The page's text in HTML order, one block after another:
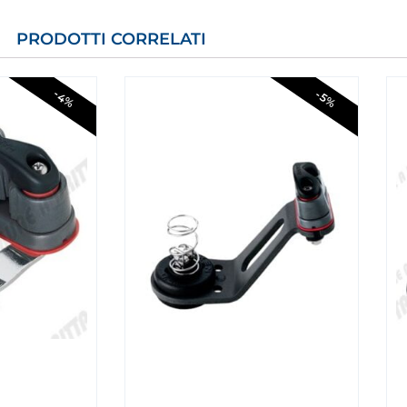
PRODOTTI CORRELATI
-4% -5%